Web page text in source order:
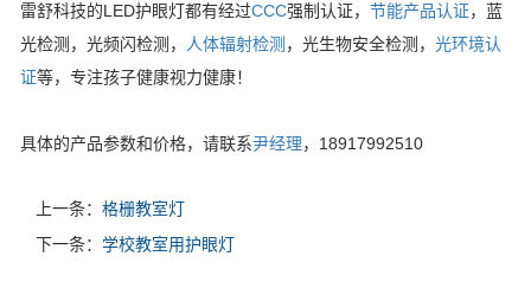
雷舒科技的LED护眼灯都有经过CCC强制认证， 节能产品认证，蓝
光检测，光频闪检测， 人体辐射检测 ，光生物安全检测， 光环境认
证等，专注孩子健康视力健康！
具体的产品参数和价格，请联系尹经理，18917992510
上一条： 格栅教室灯
下一条： 学校教室用护眼灯